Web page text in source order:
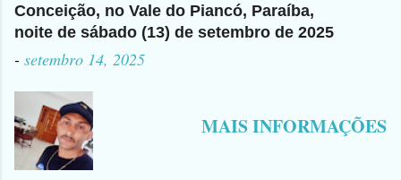
Conceição, no Vale do Piancó, Paraíba,
noite de sábado (13) de setembro de 2025
- setembro 14, 2025
MAIS INFORMAÇÕES